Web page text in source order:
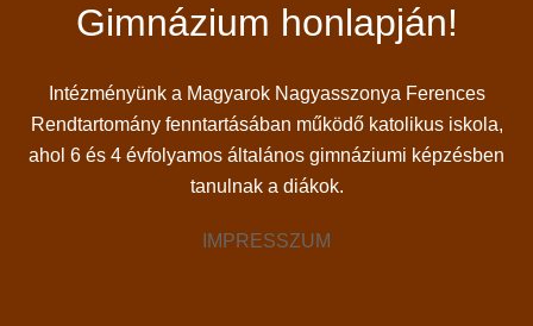
Gimnázium honlapján!
Intézményünk a Magyarok Nagyasszonya Ferences
Rendtartomány fenntartásában működő katolikus iskola,
ahol 6 és 4 évfolyamos általános gimnáziumi képzésben
tanulnak a diákok.
IMPRESSZUM